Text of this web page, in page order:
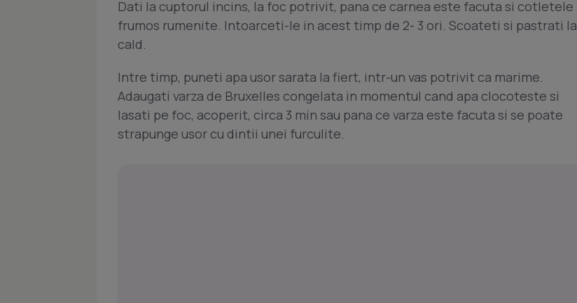
Dati la cuptorul incins, la foc potrivit, pana ce carnea este facuta si cotletele
frumos rumenite. Intoarceti-le in acest timp de 2- 3 ori. Scoateti si pastrati la
cald.
Intre timp, puneti apa usor sarata la fiert, intr-un vas potrivit ca marime.
Adaugati varza de Bruxelles congelata in momentul cand apa clocoteste si
lasati pe foc, acoperit, circa 3 min sau pana ce varza este facuta si se poate
strapunge usor cu dintii unei furculite.